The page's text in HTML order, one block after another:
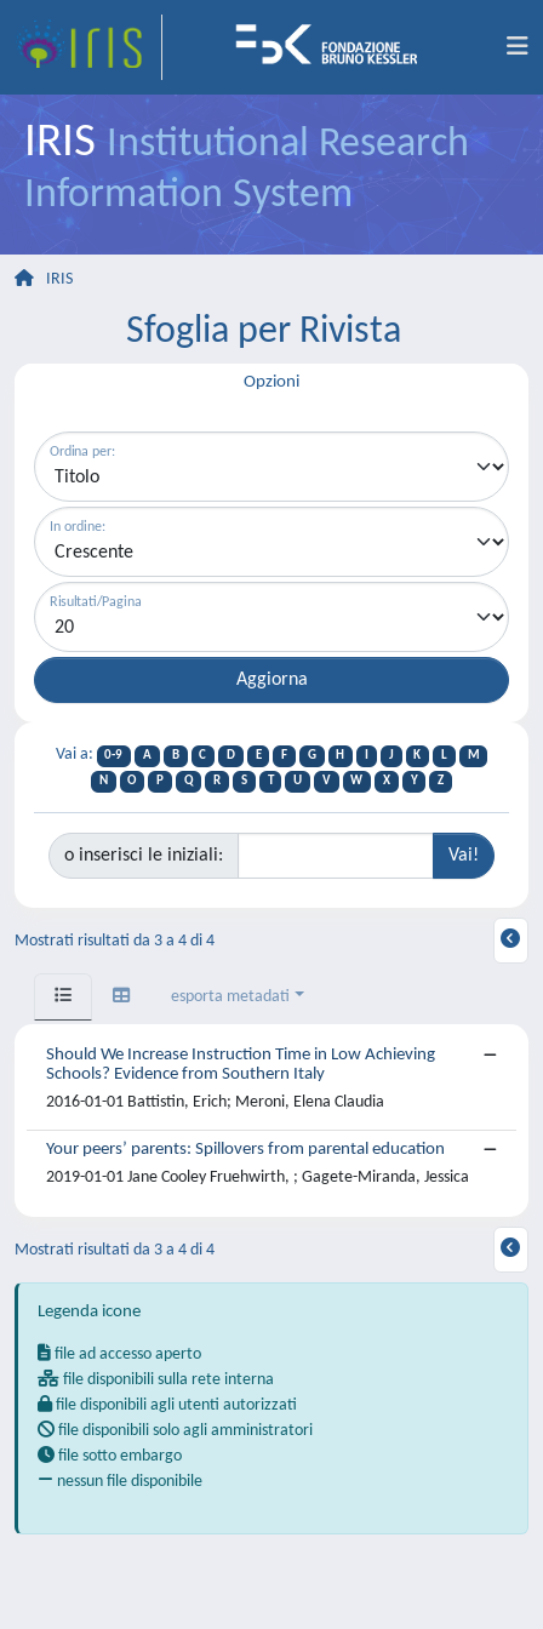
IRIS Institutional Research
Information System
IRIS
Sfoglia per Rivista
Opzioni
Ordina per:
In ordine:
Risultati/Pagina
Vai a: 0-9 A B C D E F G H J K L
M
N
O P Q R S T U V W X Y Z
o inserisci le iniziali:
Mostrati risultati da 3 a 4 di 4
esporta metadati
Should We Increase Instruction Time in Low Achieving
Schools? Evidence from Southern Italy
2016-01-01 Battistin, Erich; Meroni, Elena Claudia
Your peers’ parents: Spillovers from parental education
2019-01-01 Jane Cooley Fruehwirth, ; Gagete-Miranda, Jessica
Mostrati risultati da 3 a 4 di 4
Legenda icone
file ad accesso aperto
file disponibili sulla rete interna
file disponibili agli utenti autorizzati
file disponibili solo agli amministratori
file sotto embargo
nessun file disponibile